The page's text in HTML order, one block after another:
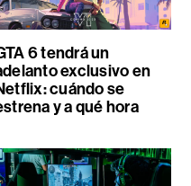
6 tendrá un
exclusivo en
cuándo se
y a qué hora